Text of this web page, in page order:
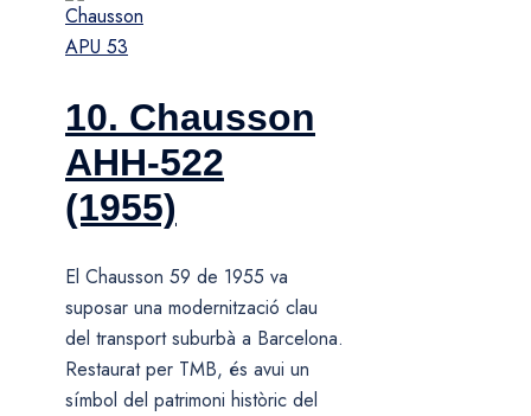
10. Chausson
AHH-522
(1955)
El Chausson 59 de 1955 va
suposar una modernització clau
del transport suburbà a Barcelona.
Restaurat per TMB, és avui un
símbol del patrimoni històric del